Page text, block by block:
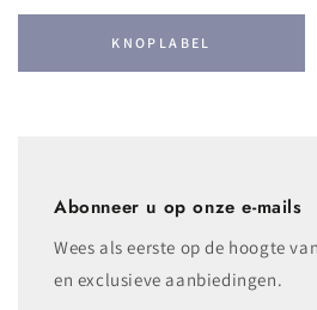
KNOPLABEL
Abonneer u op onze e-mails
Wees als eerste op de hoogte
en exclusieve aanbiedingen.